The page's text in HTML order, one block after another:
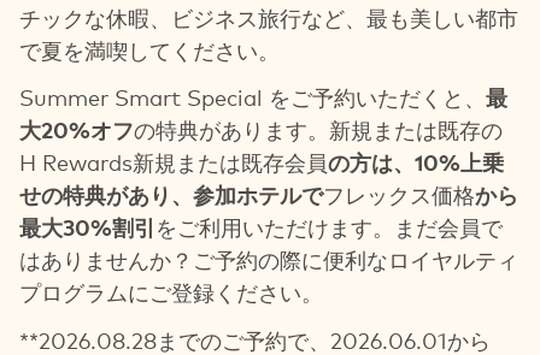
チックな休暇、ビジネス旅行など、最も美しい都市
で夏を満喫してください。
Summer Smart Special をご予約いただくと、 最
大20%オフの特典があります。新規または既存の
H Rewards新規または既存会員の方は、10%上乗
せの特典があり、参加ホテルでフレックス価格から
最大30%割引 をご利用いただけます。まだ会員で
はありませんか？ご予約の際に便利なロイヤルティ
プログラムにご登録ください。
**2026.08.28までのご予約で、2026.06.01から